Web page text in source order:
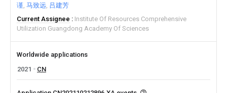
谨 马致远 吕建芳
Current Assignee
Institute Of Resources Comprehensive
Utilization Guangdong Academy Of Sciences
Worldwide applications
2021
CN